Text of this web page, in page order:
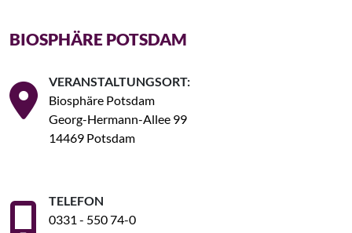
BIOSPHÄRE POTSDAM
VERANSTALTUNGSORT:
Biosphäre Potsdam
Georg-Hermann-Allee 99
14469 Potsdam
TELEFON
0331 - 550 74-0